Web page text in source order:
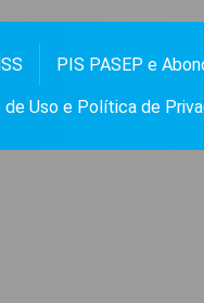
ABONO SALARIAL, FGTS,
PIS PASEP e
de Uso e Política de